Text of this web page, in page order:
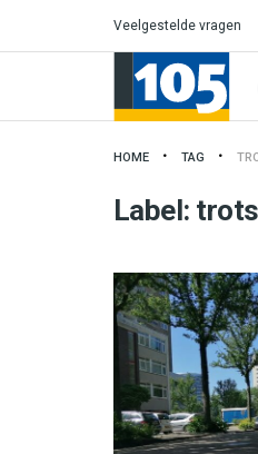
Veelgestelde vragen
HOME TAG
Label: